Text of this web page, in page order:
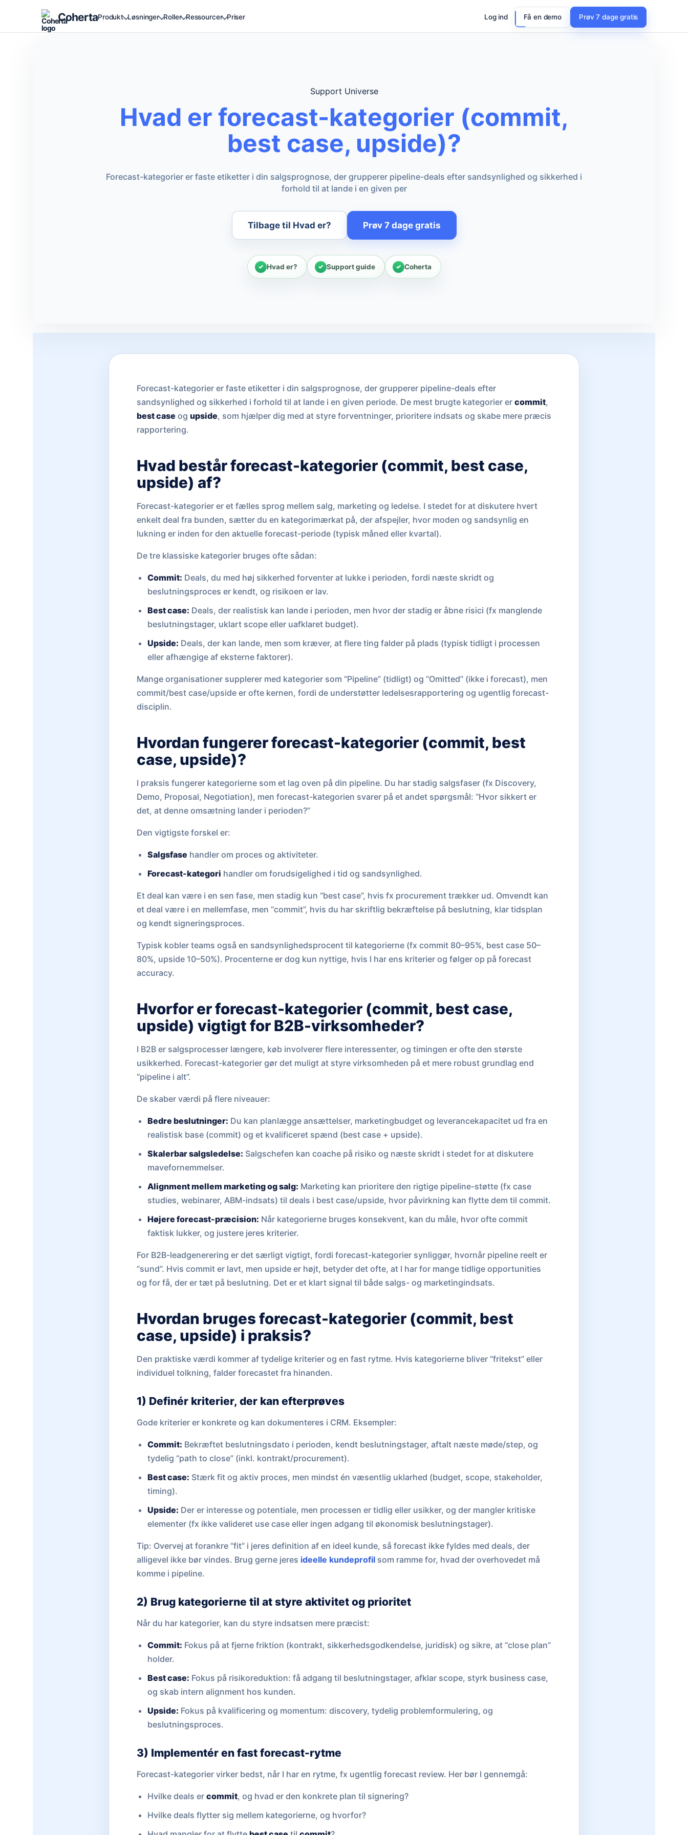
CohertaProdukt Løsninger Roller Ressourcer Priser Log ind Få en demo Prøv 7 dage gratis
Support Universe
Hvad er forecast-kategorier (commit,
best case, upside)?
Forecast-kategorier er faste etiketter i din salgsprognose, der grupperer pipeline-deals efter sandsynlighed og sikkerhed i
forhold til at lande i en given per
Tilbage til Hvad er? Prøv 7 dage gratis
Hvad er? Support guide Coherta
Forecast-kategorier er faste etiketter i din salgsprognose, der grupperer pipeline-deals efter
sandsynlighed og sikkerhed i forhold til at lande i en given periode. De mest brugte kategorier er commit,
best case og upside, som hjælper dig med at styre forventninger, prioritere indsats og skabe mere præcis
rapportering.
Hvad består forecast-kategorier (commit, best case,
upside) af?
Forecast-kategorier er et fælles sprog mellem salg, marketing og ledelse. I stedet for at diskutere hvert
enkelt deal fra bunden, sætter du en kategorimærkat på, der afspejler, hvor moden og sandsynlig en
lukning er inden for den aktuelle forecast-periode (typisk måned eller kvartal).
De tre klassiske kategorier bruges ofte sådan:
Commit: Deals, du med høj sikkerhed forventer at lukke i perioden, fordi næste skridt og
beslutningsproces er kendt, og risikoen er lav.
Best case: Deals, der realistisk kan lande i perioden, men hvor der stadig er åbne risici (fx manglende
beslutningstager, uklart scope eller uafklaret budget).
Upside: Deals, der kan lande, men som kræver, at flere ting falder på plads (typisk tidligt i processen
eller afhængige af eksterne faktorer).
Mange organisationer supplerer med kategorier som “Pipeline” (tidligt) og “Omitted” (ikke i forecast), men
commit/best case/upside er ofte kernen, fordi de understøtter ledelsesrapportering og ugentlig forecast-
disciplin.
Hvordan fungerer forecast-kategorier (commit, best
case, upside)?
I praksis fungerer kategorierne som et lag oven på din pipeline. Du har stadig salgsfaser (fx Discovery,
Demo, Proposal, Negotiation), men forecast-kategorien svarer på et andet spørgsmål: “Hvor sikkert er
det, at denne omsætning lander i perioden?”
Den vigtigste forskel er:
Salgsfase handler om proces og aktiviteter.
Forecast-kategori handler om forudsigelighed i tid og sandsynlighed.
Et deal kan være i en sen fase, men stadig kun “best case”, hvis fx procurement trækker ud. Omvendt kan
et deal være i en mellemfase, men “commit”, hvis du har skriftlig bekræftelse på beslutning, klar tidsplan
og kendt signeringsproces.
Typisk kobler teams også en sandsynlighedsprocent til kategorierne (fx commit 80–95%, best case 50–
80%, upside 10–50%). Procenterne er dog kun nyttige, hvis I har ens kriterier og følger op på forecast
accuracy.
Hvorfor er forecast-kategorier (commit, best case,
upside) vigtigt for B2B-virksomheder?
I B2B er salgsprocesser længere, køb involverer flere interessenter, og timingen er ofte den største
usikkerhed. Forecast-kategorier gør det muligt at styre virksomheden på et mere robust grundlag end
“pipeline i alt”.
De skaber værdi på flere niveauer:
Bedre beslutninger: Du kan planlægge ansættelser, marketingbudget og leverancekapacitet ud fra en
realistisk base (commit) og et kvalificeret spænd (best case + upside).
Skalerbar salgsledelse: Salgschefen kan coache på risiko og næste skridt i stedet for at diskutere
mavefornemmelser.
Alignment mellem marketing og salg: Marketing kan prioritere den rigtige pipeline-støtte (fx case
studies, webinarer, ABM-indsats) til deals i best case/upside, hvor påvirkning kan flytte dem til commit.
Højere forecast-præcision: Når kategorierne bruges konsekvent, kan du måle, hvor ofte commit
faktisk lukker, og justere jeres kriterier.
For B2B-leadgenerering er det særligt vigtigt, fordi forecast-kategorier synliggør, hvornår pipeline reelt er
“sund”. Hvis commit er lavt, men upside er højt, betyder det ofte, at I har for mange tidlige opportunities
og for få, der er tæt på beslutning. Det er et klart signal til både salgs- og marketingindsats.
Hvordan bruges forecast-kategorier (commit, best
case, upside) i praksis?
Den praktiske værdi kommer af tydelige kriterier og en fast rytme. Hvis kategorierne bliver “fritekst” eller
individuel tolkning, falder forecastet fra hinanden.
1) Definér kriterier, der kan efterprøves
Gode kriterier er konkrete og kan dokumenteres i CRM. Eksempler:
Commit: Bekræftet beslutningsdato i perioden, kendt beslutningstager, aftalt næste møde/step, og
tydelig “path to close” (inkl. kontrakt/procurement).
Best case: Stærk fit og aktiv proces, men mindst én væsentlig uklarhed (budget, scope, stakeholder,
timing).
Upside: Der er interesse og potentiale, men processen er tidlig eller usikker, og der mangler kritiske
elementer (fx ikke valideret use case eller ingen adgang til økonomisk beslutningstager).
Tip: Overvej at forankre “fit” i jeres definition af en ideel kunde, så forecast ikke fyldes med deals, der
alligevel ikke bør vindes. Brug gerne jeres ideelle kundeprofilsom ramme for, hvad der overhovedet må
komme i pipeline.
2) Brug kategorierne til at styre aktivitet og prioritet
Når du har kategorier, kan du styre indsatsen mere præcist:
Commit: Fokus på at fjerne friktion (kontrakt, sikkerhedsgodkendelse, juridisk) og sikre, at “close plan”
holder.
Best case: Fokus på risikoreduktion: få adgang til beslutningstager, afklar scope, styrk business case,
og skab intern alignment hos kunden.
Upside: Fokus på kvalificering og momentum: discovery, tydelig problemformulering, og
beslutningsproces.
3) Implementér en fast forecast-rytme
Forecast-kategorier virker bedst, når I har en rytme, fx ugentlig forecast review. Her bør I gennemgå:
Hvilke deals ercommit, og hvad er den konkrete plan til signering?
Hvilke deals flytter sig mellem kategorierne, og hvorfor?